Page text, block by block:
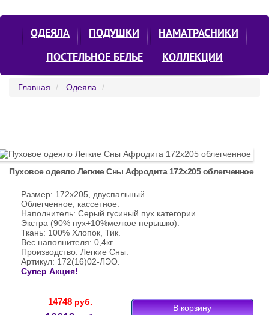
ОДЕЯЛА ПОДУШКИ
НАМАТРАСНИКИ
ПОСТЕЛЬНОЕ БЕЛЬЕ
КОЛЛЕКЦИИ
Главная Одеяла
Пуховое одеяло Легкие Сны Афродита 172х205 облегченное
Размер: 172х205, двуспальный.
Облегченное, кассетное.
Наполнитель: Серый гусиный пух категории.
Экстра (90% пух+10%мелкое перышко).
Ткань: 100% Хлопок, Тик.
Вес наполнителя: 0,4кг.
Производство: Легкие Сны.
Артикул: 172(16)02-ЛЭО.
Супер Акция!
14748руб.